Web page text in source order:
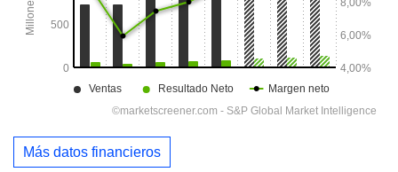
Más datos financieros